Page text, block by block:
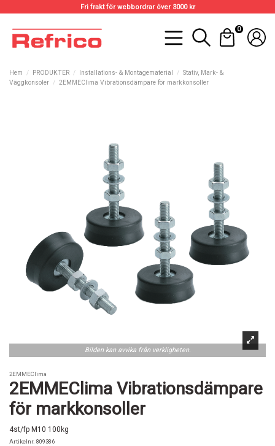
Fri frakt för webbordrar över 3000 kr
0
Hem PRODUKTER Installations- & Montagematerial
Stativ, Mark- &
Väggkonsoler
2EMMEClima Vibrationsdämpare för markkonsoller
Bilden kan avvika från verkligheten.
2EMMEClima
2EMMEClima Vibrationsdämpare
för markkonsoller
4st/fp M10 100kg
Artikelnr. 809386